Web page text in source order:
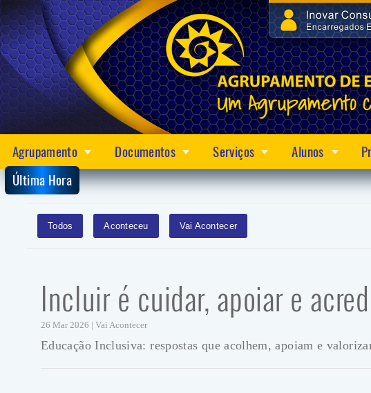
Agrupamento Documentos Serviços Alunos
Última Hora
Todos Aconteceu Vai Acontecer
Incluir é cuidar, apoiar e
26 Mar 2026 | Vai Acontecer
Educação Inclusiva: respostas que acolhem, apoiam e